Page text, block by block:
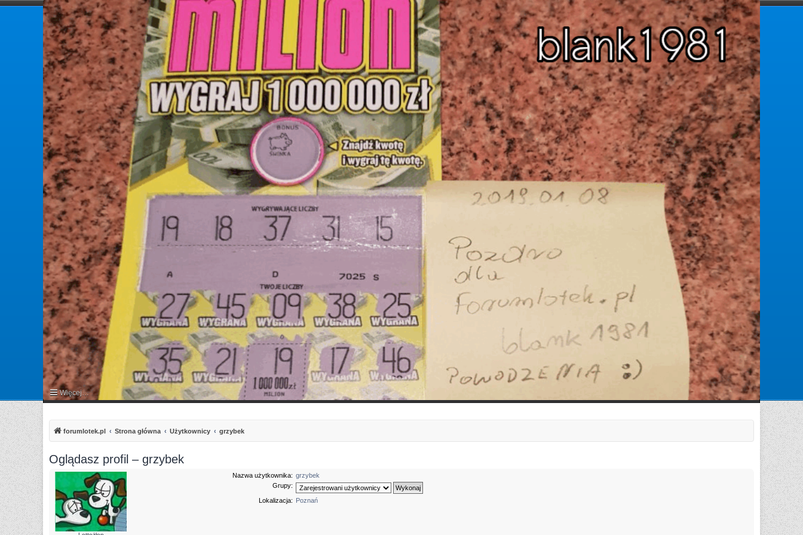
forumlotek.pl
Forum gier liczbowych
Więcej… Zaloguj się
Zarejestruj się
forumlotek.pl Strona główna Użytkownicy grzybek
Oglądasz profil – grzybek
Nazwa użytkownika: grzybek
Grupy:
Lokalizacja: Poznań